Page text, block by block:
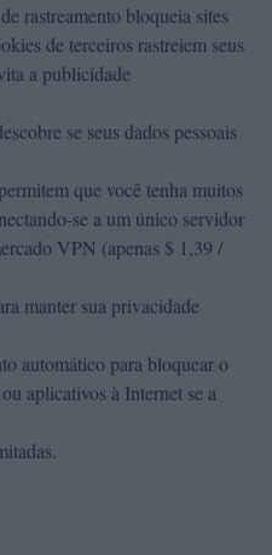
rastreamento bloqueia sites
de terceiros rastreiem seus
a publicidade
se seus dados pessoais
que você tenha muitos
se a um único servidor
VPN (apenas $ 1,39 /
manter sua privacidade
automático para bloquear o
aplicativos à Internet se a